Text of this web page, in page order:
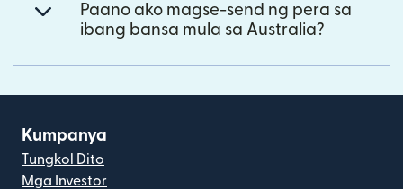
Paano ako magse-send ng pera sa
ibang bansa mula sa Australia?
Kumpanya
Tungkol Dito
Mga Investor